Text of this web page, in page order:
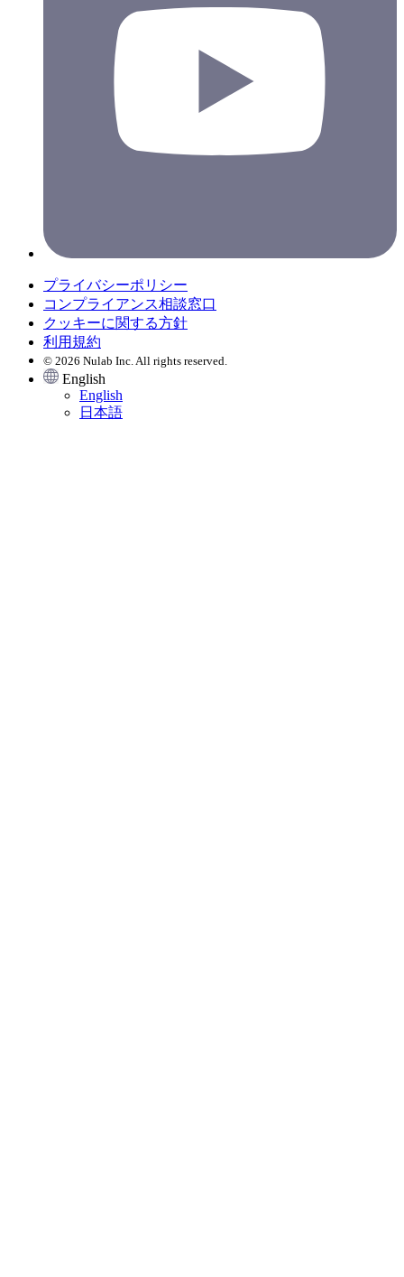
プライバシーポリシー
コンプライアンス相談窓口
クッキーに関する方針
利用規約
© 2026 Nulab Inc. All rights reserved.
English
English
日本語